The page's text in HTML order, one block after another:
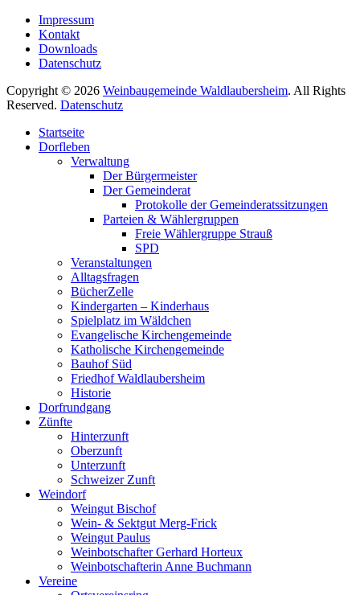
Impressum
Kontakt
Downloads
Datenschutz
Copyright © 2026 Weinbaugemeinde Waldlaubersheim. All Rights
Reserved. Datenschutz
oben
scrollen
Startseite
Dorfleben
Verwaltung
Der Bürgermeister
Der Gemeinderat
Protokolle der Gemeinderatssitzungen
Parteien & Wählergruppen
Freie Wählergruppe Strauß
SPD
Veranstaltungen
Alltagsfragen
BücherZelle
Kindergarten – Kinderhaus
Spielplatz im Wäldchen
Evangelische Kirchengemeinde
Katholische Kirchengemeinde
Bauhof Süd
Friedhof Waldlaubersheim
Historie
Dorfrundgang
Zünfte
Hinterzunft
Oberzunft
Unterzunft
Schweizer Zunft
Weindorf
Weingut Bischof
Wein- & Sektgut Merg-Frick
Weingut Paulus
Weinbotschafter Gerhard Horteux
Weinbotschafterin Anne Buchmann
Vereine